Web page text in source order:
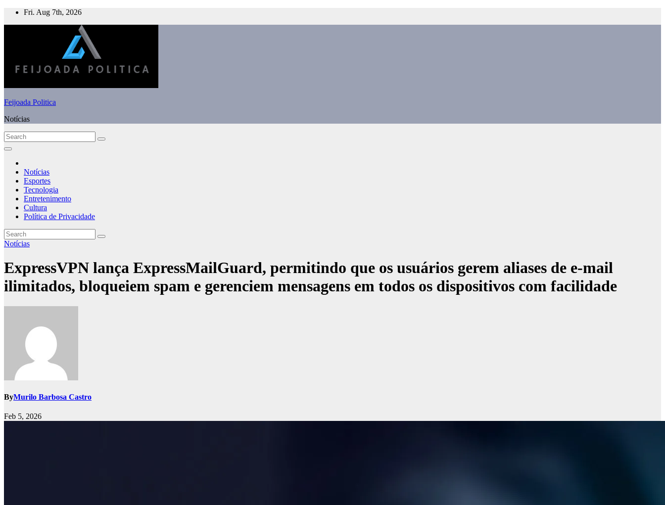
Skip
Fri. Aug 7th, 2026
Feijoada Politica
Notícias
Notícias
Esportes
Tecnologia
Entretenimento
Cultura
Política de Privacidade
Notícias
ExpressVPN lança ExpressMailGuard, permitindo que os usuários gerem aliases de e-mail
ilimitados, bloqueiem spam e gerenciem mensagens em todos os dispositivos com facilidade
ByMurilo Barbosa Castro
Feb 5, 2026